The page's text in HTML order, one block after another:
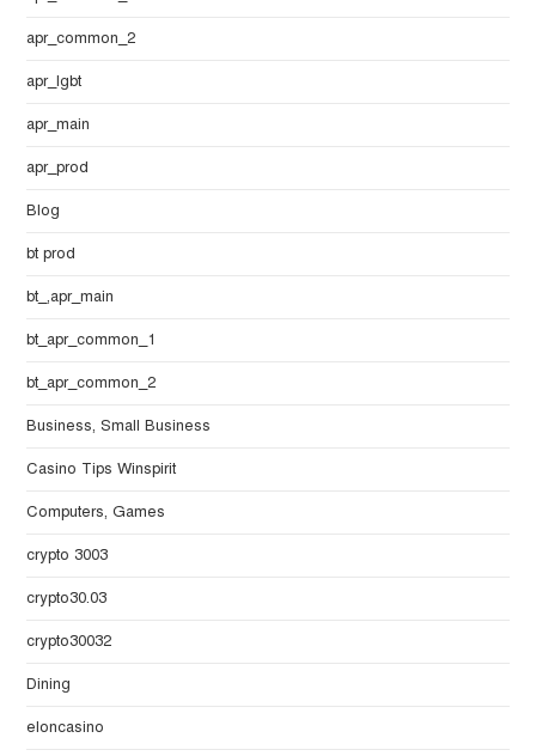
apr_common_2
apr_lgbt
apr_main
apr_prod
Blog
bt prod
bt_,apr_main
bt_apr_common_1
bt_apr_common_2
Business, Small Business
Casino Tips Winspirit
Computers, Games
crypto 3003
crypto30.03
crypto30032
Dining
eloncasino